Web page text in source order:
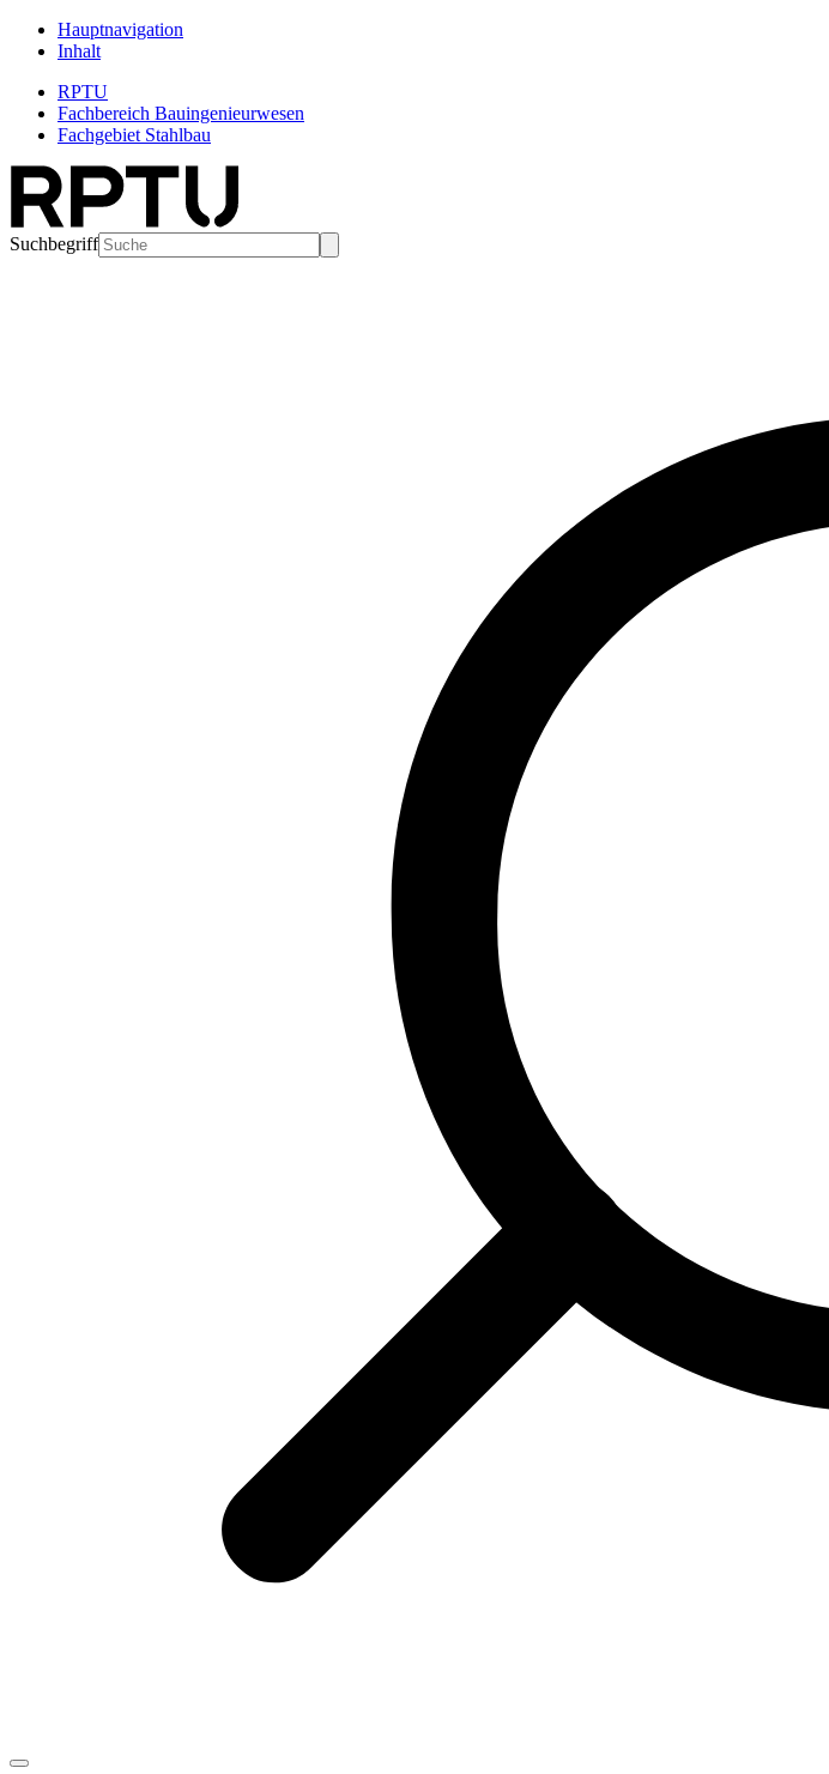
Hauptnavigation
Inhalt
RPTU
Fachbereich Bauingenieurwesen
Fachgebiet Stahlbau
Suchbegriff